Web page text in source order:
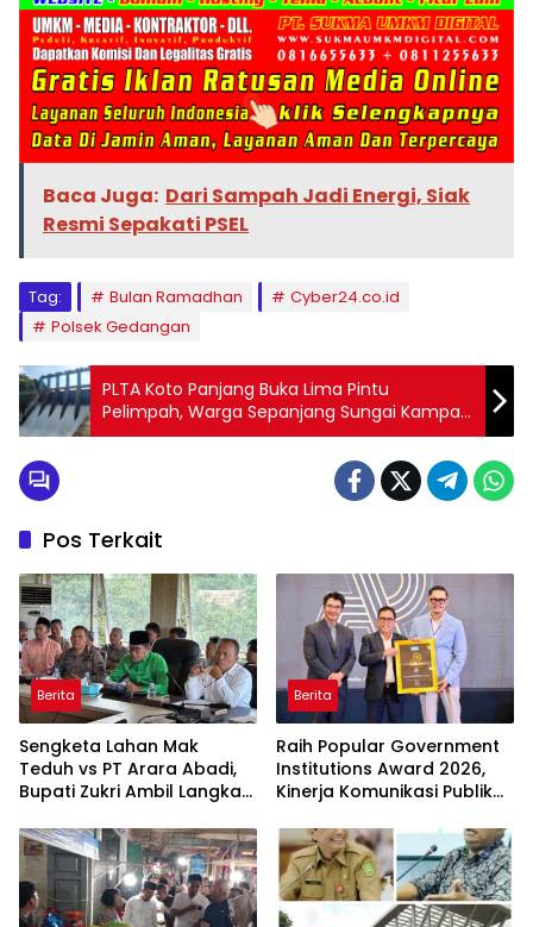
Baca Juga: Dari Sampah Jadi Energi, Siak
Resmi Sepakati PSEL
Tag: Bulan Ramadhan
Cyber24.co.id
Polsek Gedangan
PLTA Koto Panjang Buka Lima Pintu
Pelimpah, Warga Sepanjang Sungai Kampar
Diminta Waspada
Pos Terkait
Berita
Sengketa Lahan Mak
Teduh vs PT Arara Abadi,
Bupati Zukri Ambil Langkah
Berita
Raih Popular Government
Institutions Award 2026,
Kinerja Komunikasi Publik
Kembali Diakui